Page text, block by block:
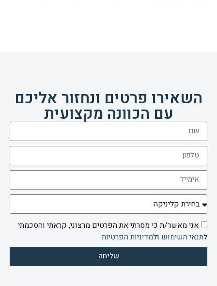
השאירו פרטים ונחזור אליכם
עם הכוונה מקצועית
אני מאשר/ת כי מסרתי את הפרטים מרצוני, קראתי והסכמתי
לתנאי השימוש ולמדיניות הפרטיות.
שליחה